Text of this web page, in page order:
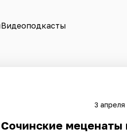
Видеоподкасты
3
Сочинские меценаты